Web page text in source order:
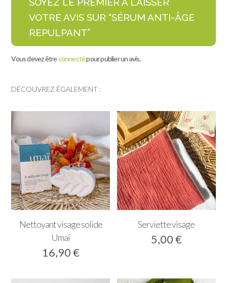
VOTRE AVIS SUR “SÉRUM ANTI-ÂGE
REPULPANT”
Vous devez êtreconnectépour publier un avis.
DÉCOUVREZ ÉGALEMENT :
Nettoyant visage solide
Umaï
16,90€
Serviette visage
5,00€